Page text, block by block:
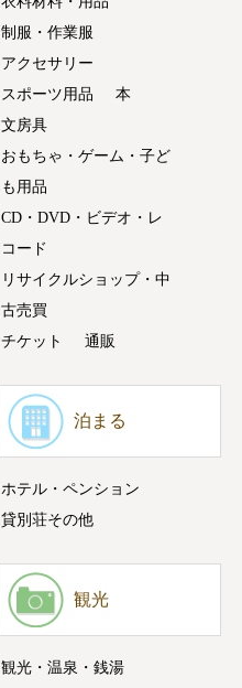
制服・作業服
アクセサリー
スポーツ用品
本
文房具
おもちゃ・ゲーム・子ど
も用品
CD・DVD・ビデオ・レ
コード
リサイクルショップ・中
古売買
チケット
通販
泊まる
ホテル・ペンション
貸別荘その他
観光
観光・温泉・銭湯